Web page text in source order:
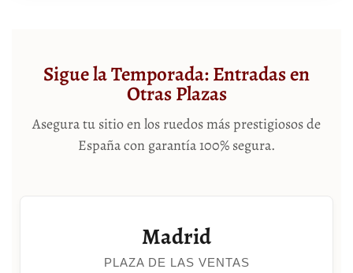
Sigue la Temporada: Entradas en
Otras Plazas
Asegura tu sitio en los ruedos más prestigiosos de
España con garantía 100% segura.
Madrid
PLAZA DE LAS VENTAS